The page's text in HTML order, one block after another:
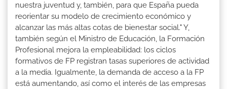
nuestra juventud y, también, para que España pueda
reorientar su modelo de crecimiento económico y
alcanzar las más altas cotas de bienestar social." Y,
también según el Ministro de Educación, la Formación
Profesional mejora la empleabilidad: los ciclos
formativos de FP registran tasas superiores de actividad
a la media. Igualmente, la demanda de acceso a la FP
está aumentando, así como el interés de las empresas